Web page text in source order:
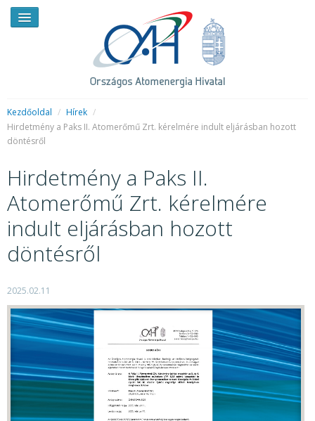
HÍREK
RENDKÍVÜLI HÍREK
SAJTÓSZOBA
HIRDETMÉNYEK
BEMUTATKOZÁS
FELADATOK
KÖZÉRDEKŰ ADATOK
JOGI SZABÁLYOZÁS, ÚTMUTATÓK
KIADVÁNYOK, JELENTÉSEK
NYOMTATVÁNYOK, SZOFTVEREK
Kezdőoldal / Hírek /
Hirdetmény a Paks II. Atomerőmű Zrt. kérelmére indult eljárásban hozott
döntésről
Hirdetmény a Paks II.
Atomerőmű Zrt. kérelmére
indult eljárásban hozott
döntésről
2025.02.11